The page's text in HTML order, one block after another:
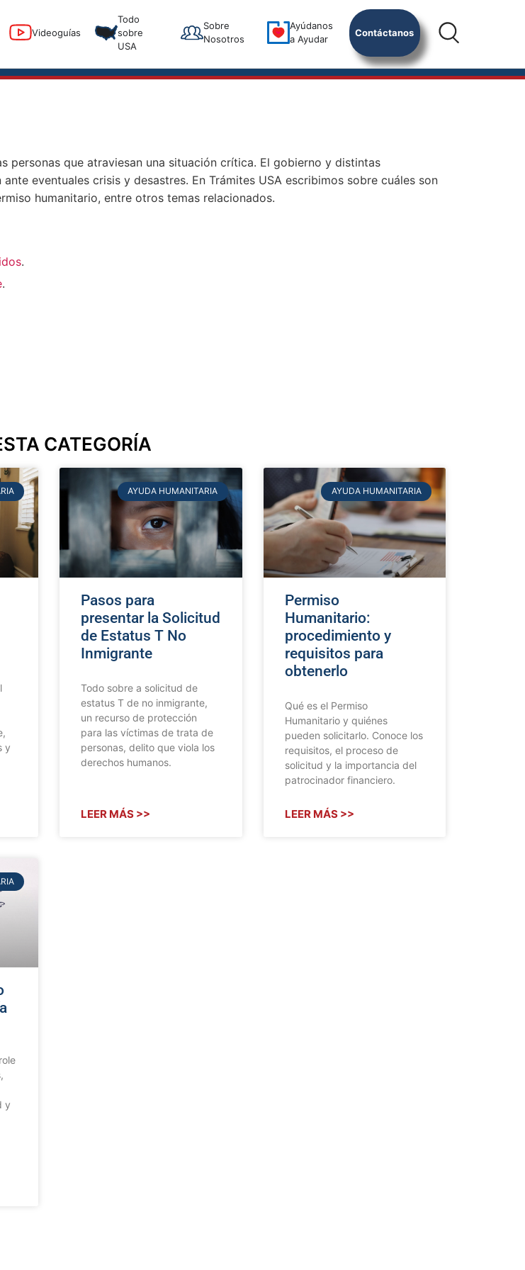
Videoguías
Todo
sobre
USA
Sobre
Nosotros
Ayúdanos
a Ayudar
Contáctanos
que atraviesan una situación crítica. El gobierno y distintas
eventuales crisis y desastres. En Trámites USA escribimos sobre cuáles son
humanitario, entre otros temas relacionados.
.
.
CATEGORÍA
y
AYUDA HUMANITARIA
Pasos para
presentar la Solicitud
de Estatus T No
Inmigrante
Todo sobre a solicitud de
estatus T de no inmigrante,
un recurso de protección
para las víctimas de trata de
personas, delito que viola los
derechos humanos.
LEER MÁS >>
AYUDA HUMANITARIA
Permiso
Humanitario:
procedimiento y
requisitos para
obtenerlo
Qué es el Permiso
Humanitario y quiénes
pueden solicitarlo. Conoce los
requisitos, el proceso de
solicitud y la importancia del
patrocinador financiero.
LEER MÁS >>
y